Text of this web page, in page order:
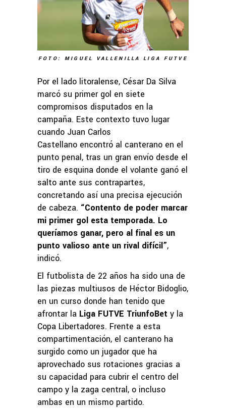
FOTO: MIGUEL VALLENILLA LIGA FUTVE
Por el lado litoralense, César Da Silva
marcó su primer gol en siete
compromisos disputados en la
campaña. Este contexto tuvo lugar
cuando Juan Carlos
Castellano encontró al canterano en el
punto penal, tras un gran envío desde el
tiro de esquina donde el volante ganó el
salto ante sus contrapartes,
concretando así una precisa ejecución
de cabeza. “Contento de poder marcar
mi primer gol esta temporada. Lo
queríamos ganar, pero al final es un
punto valioso ante un rival difícil”,
indicó.
El futbolista de 22 años ha sido una de
las piezas multiusos de Héctor Bidoglio,
en un curso donde han tenido que
afrontar la Liga FUTVE TriunfoBet y la
Copa Libertadores. Frente a esta
compartimentación, el canterano ha
surgido como un jugador que ha
aprovechado sus rotaciones gracias a
su capacidad para cubrir el centro del
campo y la zaga central, o incluso
ambas en un mismo partido.